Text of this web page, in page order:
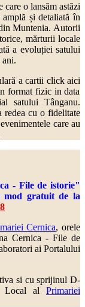
care o lansăm astăzi
și detaliată în
Muntenia. Autorii
mărturii locale
a evoluției satului
ani.
a cartii click aici
format fizic in data
satului Tânganu.
redea cu o fidelitate
care au
- File de istorie"
mod gratuit de la
Cernica, orele
Cernica - File de
ai Portalului
si cu sprijinul D-
Local al Primariei